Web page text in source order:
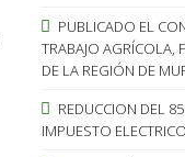
PUBLICADO EL
TRABAJO AGRÍCOLA,
DE LA REGIÓN DE
REDUCCION DEL
IMPUESTO